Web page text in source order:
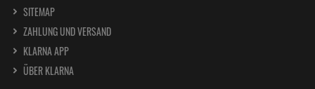
SITEMAP
ZAHLUNG UND VERSAND
KLARNA APP
ÜBER KLARNA